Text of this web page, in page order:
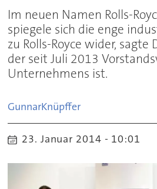
Im neuen Namen Rolls-
spiegele sich die enge
zu Rolls-Royce wider, sagte
der seit Juli 2013
Unternehmens ist.
GunnarKnüpffer
23. Januar 2014 - 10:01